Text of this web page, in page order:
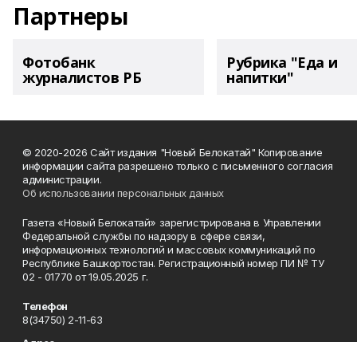
Партнеры
Фотобанк
журналистов РБ
Рубрика "Еда и
напитки"
© 2020-2026 Сайт издания "Новый Белокатай" Копирование
информации сайта разрешено только с письменного согласия
администрации.
Об использовании персональных данных
Газета «Новый Белокатай» зарегистрирована в Управлении
Федеральной службы по надзору в сфере связи,
информационных технологий и массовых коммуникаций по
Республике Башкортостан. Регистрационный номер ПИ № ТУ
02 - 01770 от 19.05.2025 г.
Телефон
8(34750) 2-11-63